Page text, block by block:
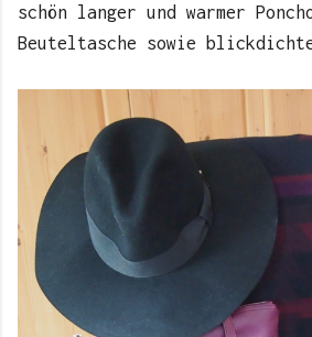
schön langer und warmer
Beuteltasche sowie